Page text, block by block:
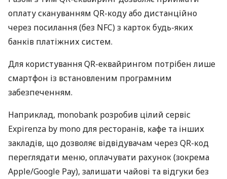
оплату скануванням QR-коду або дистанційно
через посилання (без NFC) з карток будь-яких
банків платіжних систем.
Для користування QR-еквайрингом потрібен лише
смартфон із встановленим програмним
забезпеченням.
Наприклад, monobank розробив цілий сервіс
Expirenza by mono для ресторанів, кафе та інших
закладів, що дозволяє відвідувачам через QR-код
переглядати меню, оплачувати рахунок (зокрема
Apple/Google Pay), залишати чайові та відгуки без